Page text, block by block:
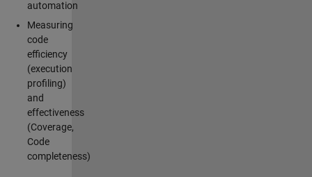
automation
Measuring
code
efficiency
(execution
profiling)
and
effectiveness
(Coverage,
Code
completeness)